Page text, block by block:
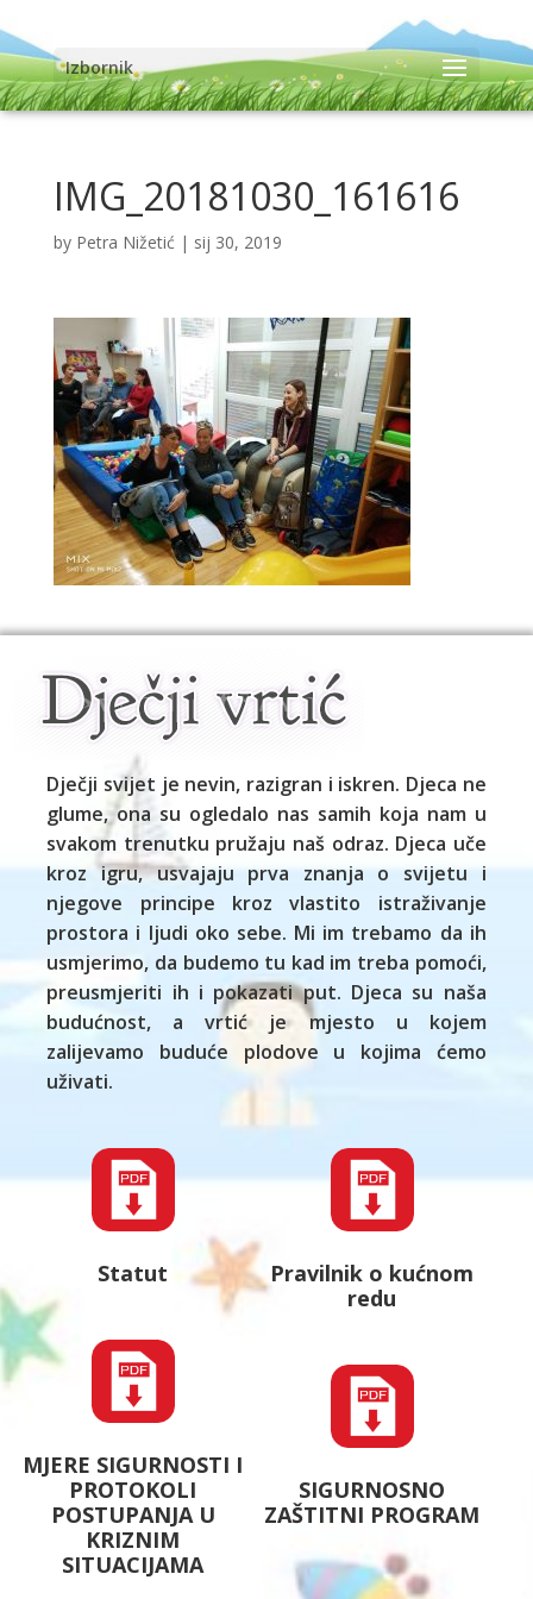
Izbornik
IMG_20181030_161616
by Petra Nižetić | sij 30, 2019
Dječji svijet je nevin, razigran i iskren. Djeca ne
glume, ona su ogledalo nas samih koja nam u
svakom trenutku pružaju naš odraz. Djeca uče
kroz igru, usvajaju prva znanja o svijetu i
njegove principe kroz vlastito istraživanje
prostora i ljudi oko sebe. Mi im trebamo da ih
usmjerimo, da budemo tu kad im treba pomoći,
preusmjeriti ih i pokazati put. Djeca su naša
budućnost, a vrtić je mjesto u kojem
zalijevamo buduće plodove u kojima ćemo
uživati.
Statut
MJERE SIGURNOSTI I
PROTOKOLI
POSTUPANJA U
KRIZNIM
SITUACIJAMA
Pravilnik o kućnom
redu
SIGURNOSNO
ZAŠTITNI PROGRAM